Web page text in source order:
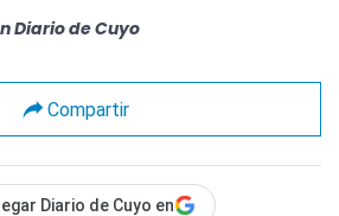
Diario de Cuyo
Compartir
Diario de Cuyo en